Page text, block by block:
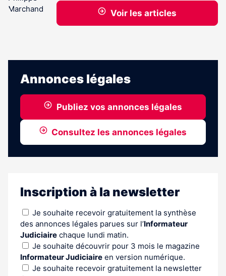
Voir les articles
Annonces légales
Publiez vos annonces légales
Consultez les annonces légales
Inscription à la newsletter
Je souhaite recevoir gratuitement la synthèse
des annonces légales parues sur l’Informateur
Judiciaire chaque lundi matin.
Je souhaite découvrir pour 3 mois le magazine
Informateur Judiciaire en version numérique.
Je souhaite recevoir gratuitement la newsletter